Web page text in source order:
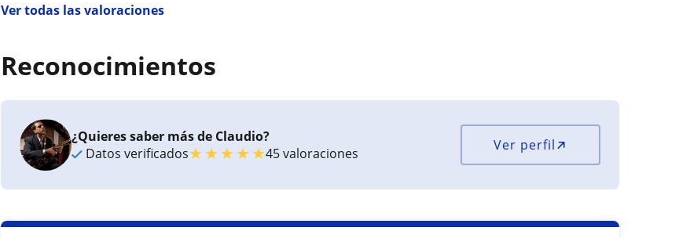
Ver todas las valoraciones
Reconocimientos
¿Quieres saber más de Claudio?
Datos verificados★★★★★45 valoraciones Ver perfil